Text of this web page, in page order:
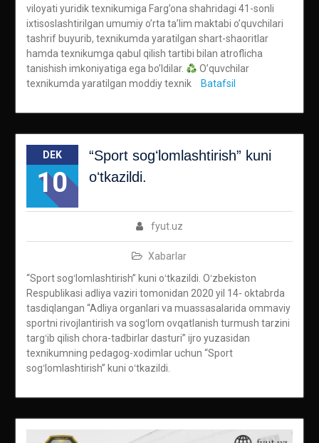
viloyati yuridik texnikumiga Farg’ona shahridagi 41-sonli
ixtisoslashtirilgan umumiy o’rta ta’lim maktabi o’quvchilari
tashrif buyurib, texnikumda yaratilgan shart-shaoritlar
hamda texnikumga qabul qilish tartibi bilan atroflicha
tanishish imkoniyatiga ega bo’ldilar.
O’quvchilar
texnikumda yaratilgan moddiy texnik
Batafsil
DEK
10
“Sport sogʻlomlashtirish” kuni
oʻtkazildi.
fyut.uz
Xabarlar
“Sport sogʻlomlashtirish” kuni oʻtkazildi. Oʻzbekiston
Respublikasi adliya vaziri tomonidan 2020 yil 14- oktabrda
tasdiqlangan “Adliya organlari va muassasalarida ommaviy
sportni rivojlantirish va sogʻlom ovqatlanish turmush tarzini
targʻib qilish chora-tadbirlar dasturi” ijro yuzasidan
texnikumning pedagog-xodimlar uchun “Sport
sogʻlomlashtirish” kuni oʻtkazildi.